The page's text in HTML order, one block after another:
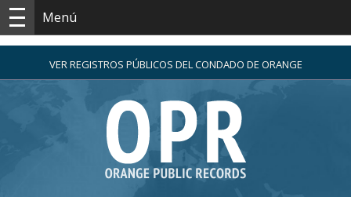
Menú
VER REGISTROS PÚBLICOS DEL CONDADO DE ORANGE